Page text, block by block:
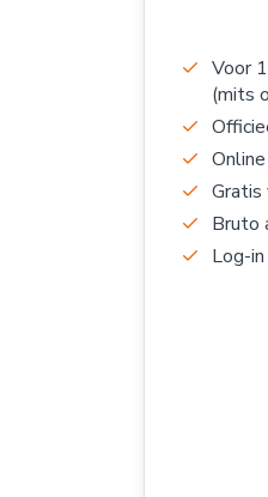
Voor
(mits
Gratis
Bruto
Log-